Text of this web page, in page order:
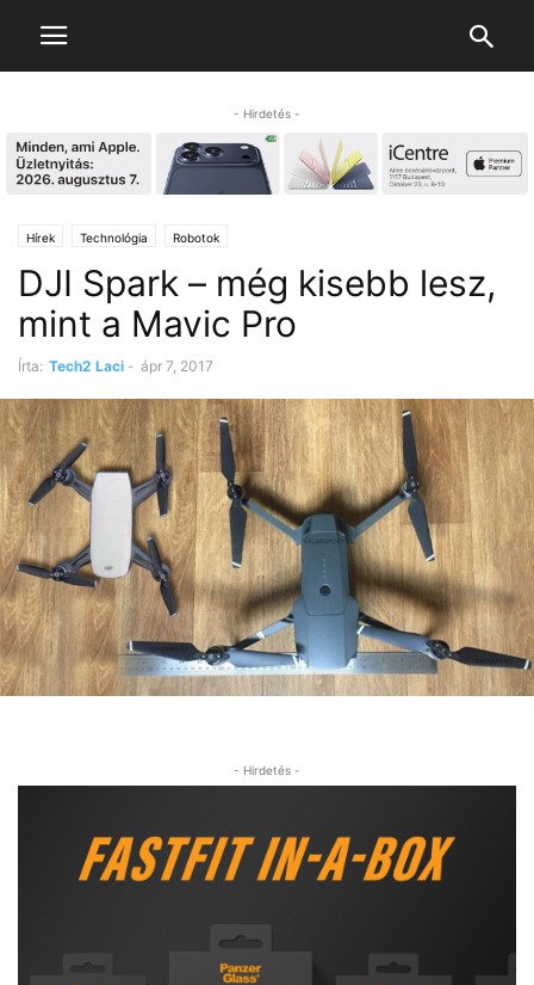
- Hirdetés -
Hírek Technológia Robotok
DJI Spark – még kisebb lesz,
mint a Mavic Pro
Írta: Tech2 Laci - ápr 7, 2017
- Hirdetés -